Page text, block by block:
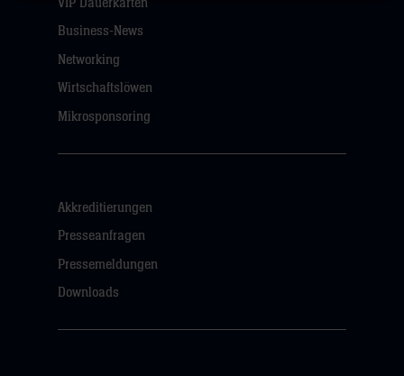
VIP Dauerkarten
Business-News
Networking
Wirtschaftslöwen
Mikrosponsoring
Akkreditierungen
Presseanfragen
Pressemeldungen
Downloads